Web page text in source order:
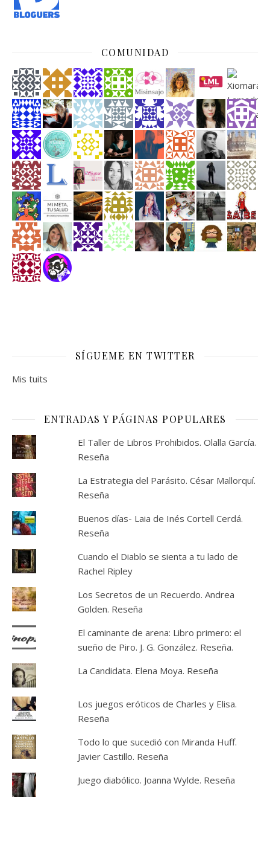
COMUNIDAD
SÍGUEME EN TWITTER
Mis tuits
ENTRADAS Y PÁGINAS POPULARES
El Taller de Libros Prohibidos. Olalla García.
Reseña
La Estrategia del Parásito. César Mallorquí.
Reseña
Buenos días- Laia de Inés Cortell Cerdá.
Reseña
Cuando el Diablo se sienta a tu lado de
Rachel Ripley
Los Secretos de un Recuerdo. Andrea
Golden. Reseña
El caminante de arena: Libro primero: el
sueño de Piro. J. G. González. Reseña.
La Candidata. Elena Moya. Reseña
Los juegos eróticos de Charles y Elisa.
Reseña
Todo lo que sucedió con Miranda Huff.
Javier Castillo. Reseña
Juego diabólico. Joanna Wylde. Reseña